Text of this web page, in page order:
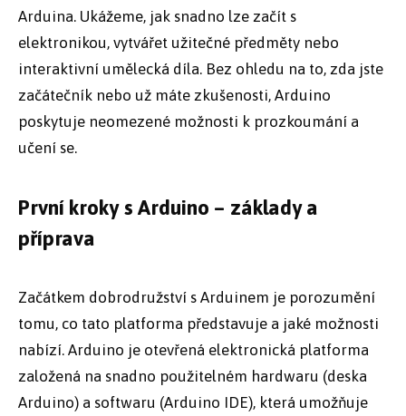
Arduina. Ukážeme, jak snadno lze začít s
elektronikou, vytvářet užitečné předměty nebo
interaktivní umělecká díla. Bez ohledu na to, zda jste
začátečník nebo už máte zkušenosti, Arduino
poskytuje neomezené možnosti k prozkoumání a
učení se.
První kroky s Arduino – základy a
příprava
Začátkem dobrodružství s Arduinem je porozumění
tomu, co tato platforma představuje a jaké možnosti
nabízí. Arduino je otevřená elektronická platforma
založená na snadno použitelném hardwaru (deska
Arduino) a softwaru (Arduino IDE), která umožňuje